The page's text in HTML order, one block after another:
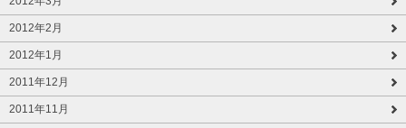
2012年2月
2012年1月
2011年12月
2011年11月